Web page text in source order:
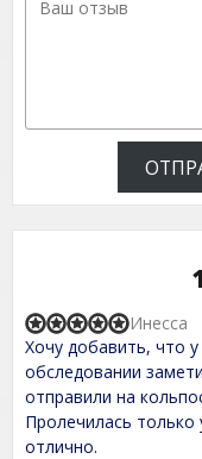
R
a
t
e
d
5
,
Хочу добавить, что
обследовании
отправили на
Пролечилась только
отлично.
Инесса